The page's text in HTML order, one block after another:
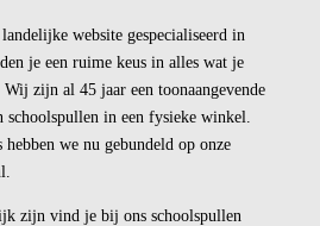
website gespecialiseerd in
je een ruime keus in alles wat je
zijn al 45 jaar een toonaangevende
schoolspullen in een fysieke winkel.
we nu gebundeld op onze
zijn vind je bij ons schoolspullen